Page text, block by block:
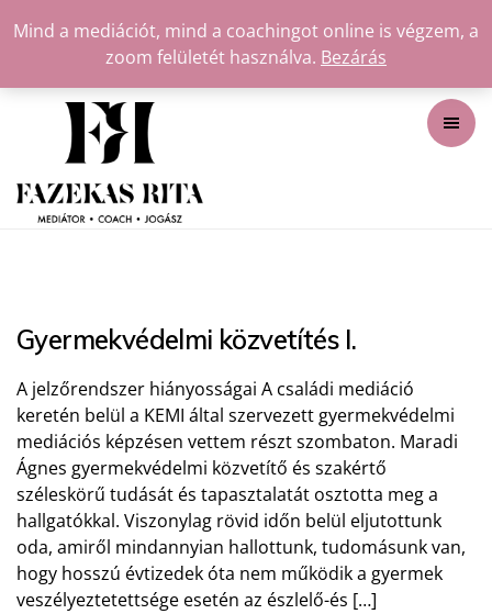
Mind a mediációt, mind a coachingot online is végzem, a
zoom felületét használva. Bezárás
Gyermekvédelmi közvetítés I.
A jelzőrendszer hiányosságai A családi mediáció
keretén belül a KEMI által szervezett gyermekvédelmi
mediációs képzésen vettem részt szombaton. Maradi
Ágnes gyermekvédelmi közvetítő és szakértő
széleskörű tudását és tapasztalatát osztotta meg a
hallgatókkal. Viszonylag rövid időn belül eljutottunk
oda, amiről mindannyian hallottunk, tudomásunk van,
hogy hosszú évtizedek óta nem működik a gyermek
veszélyeztetettsége esetén az észlelő-és […]